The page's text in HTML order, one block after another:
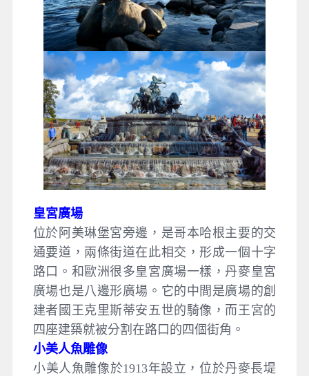
皇宮廣場
位於阿美琳堡宮旁邊，是哥本哈根主要的交
通要道，兩條街道在此相交，形成一個十字
路口。和歐洲很多皇宮廣場一樣，丹麥皇宮
廣場也是八邊形廣場。它的中間是廣場的創
建者國王克里斯蒂安五世的騎像，而王宮的
四座建築就被分割在路口的四個街角。
小美人魚雕像
小美人魚雕像於1913年設立，位於丹麥長堤